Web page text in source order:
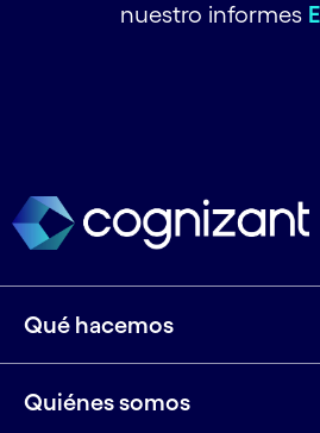
nuestro informes
Qué hacemos
Quiénes somos